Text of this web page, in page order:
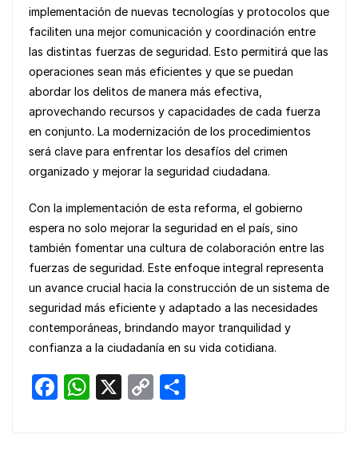
implementación de nuevas tecnologías y protocolos que
faciliten una mejor comunicación y coordinación entre
las distintas fuerzas de seguridad. Esto permitirá que las
operaciones sean más eficientes y que se puedan
abordar los delitos de manera más efectiva,
aprovechando recursos y capacidades de cada fuerza
en conjunto. La modernización de los procedimientos
será clave para enfrentar los desafíos del crimen
organizado y mejorar la seguridad ciudadana.
Con la implementación de esta reforma, el gobierno
espera no solo mejorar la seguridad en el país, sino
también fomentar una cultura de colaboración entre las
fuerzas de seguridad. Este enfoque integral representa
un avance crucial hacia la construcción de un sistema de
seguridad más eficiente y adaptado a las necesidades
contemporáneas, brindando mayor tranquilidad y
confianza a la ciudadanía en su vida cotidiana.
F
W X
C